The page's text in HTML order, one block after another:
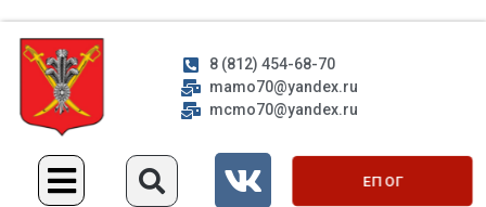
8 (812) 454-68-70
mamo70@yandex.ru
mcmo70@yandex.ru
ЕП ОГ